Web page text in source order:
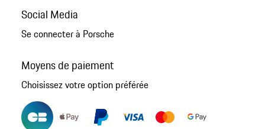
Social Media
Se connecter à Porsche
Moyens de paiement
Choisissez votre option préférée